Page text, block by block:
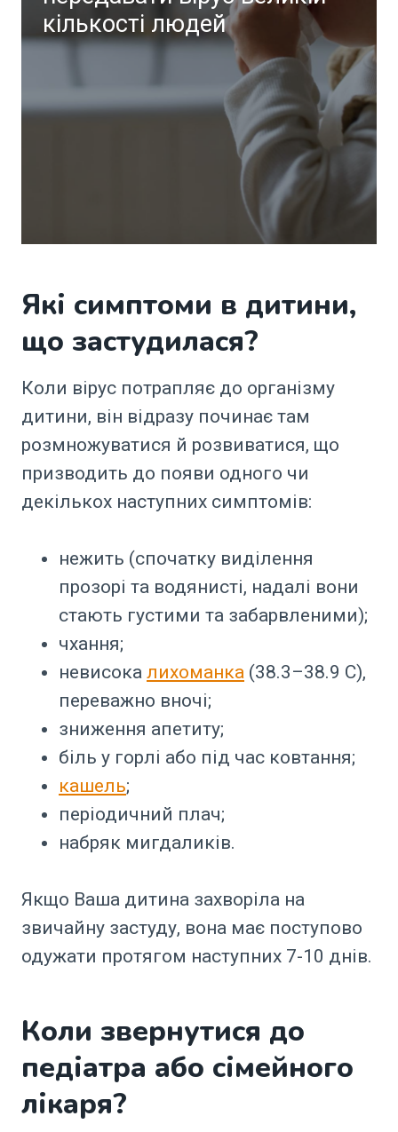
кількості людей
Які симптоми в дитини,
що застудилася?
Коли вірус потрапляє до організму
дитини, він відразу починає там
розмножуватися й розвиватися, що
призводить до появи одного чи
декількох наступних симптомів:
нежить (спочатку виділення
прозорі та водянисті, надалі вони
стають густими та забарвленими);
чхання;
невисока лихоманка (38.3–38.9 С),
переважно вночі;
зниження апетиту;
біль у горлі або під час ковтання;
кашель;
періодичний плач;
набряк мигдаликів.
Якщо Ваша дитина захворіла на
звичайну застуду, вона має поступово
одужати протягом наступних 7-10 днів.
Коли звернутися до
педіатра або сімейного
лікаря?